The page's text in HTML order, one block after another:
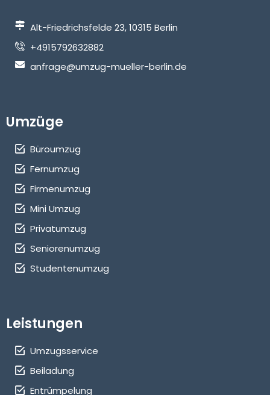
Alt-Friedrichsfelde 23, 10315 Berlin
+4915792632882
anfrage@umzug-mueller-berlin.de
Umzüge
Büroumzug
Fernumzug
Firmenumzug
Mini Umzug
Privatumzug
Seniorenumzug
Studentenumzug
Leistungen
Umzugsservice
Beiladung
Entrümpelung